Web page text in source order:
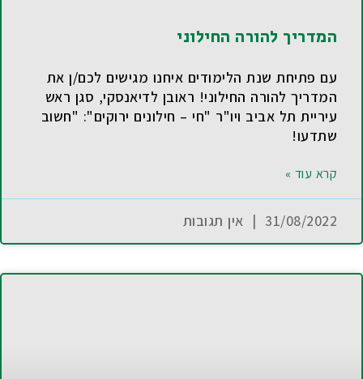
המדריך להורה החילוני
עם פתיחת שנת הלימודים איחנו מגישים לכם/ן את
המדריך להורה החילוני! ראובן לדיאנסקי, סגן ראש
עיריית תל אביב ויו"ר "חי – חילונים ירוקים": "חשוב
שתדעו!
קרא עוד »
31/08/2022 אין תגובות